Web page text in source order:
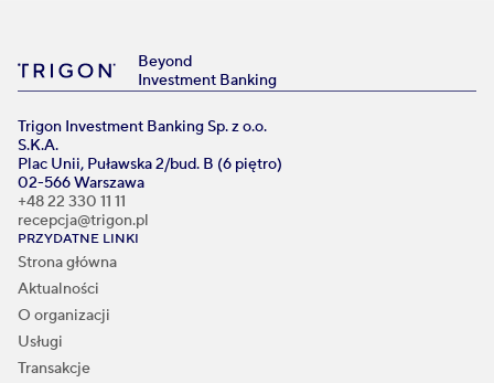
Beyond
Investment Banking
Trigon Investment Banking Sp. z o.o.
S.K.A.
Plac Unii, Puławska 2/bud. B (6 piętro)
02-566 Warszawa
+48 22 330 11 11
recepcja@trigon.pl
PRZYDATNE LINKI
Strona główna
Aktualności
O organizacji
Usługi
Transakcje